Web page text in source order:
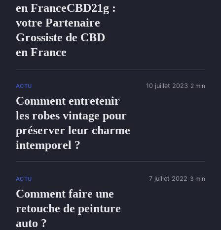
en FranceCBD21g :
votre Partenaire
Grossiste de CBD
en France
ACTU
Comment entretenir
les robes vintage pour
préserver leur charme
intemporel ?
10 juillet 2023 2 min
ACTU
Comment faire une
retouche de peinture
auto ?
7 juillet 2022 3 min